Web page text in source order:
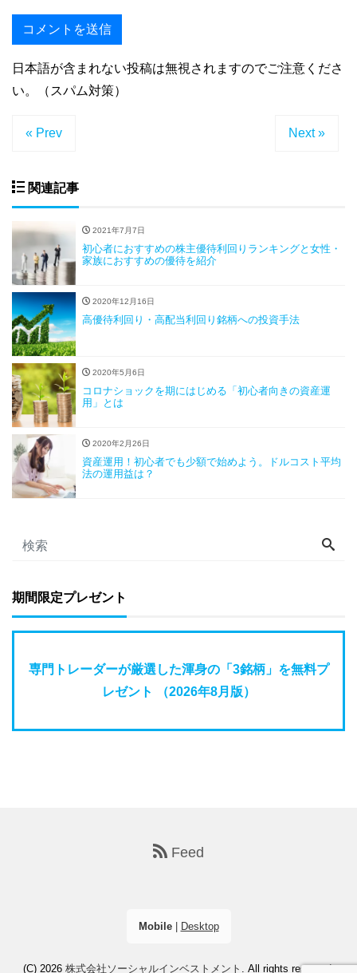
日本語が含まれない投稿は無視されますのでご注意くださ
い。（スパム対策）
« Prev Next »
関連記事
2021年7月7日
初心者におすすめの株主優待利回りランキングと女性・
家族におすすめの優待を紹介
2020年12月16日
高優待利回り・高配当利回り銘柄への投資手法
2020年5月6日
コロナショックを期にはじめる「初心者向きの資産運
用」とは
2020年2月26日
資産運用！初心者でも少額で始めよう。ドルコスト平均
法の運用益は？
期間限定プレゼント
専門トレーダーが厳選した渾身の「3銘柄」を無料プ
レゼント （2026年8月版）
Feed
Mobile| Desktop
(C) 2026 株式会社ソーシャルインベストメント . All rights reserved.